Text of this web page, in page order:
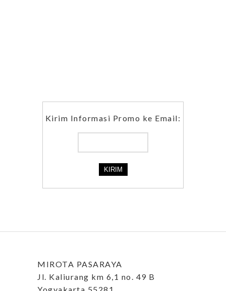
Kirim Informasi Promo ke Email:
MIROTA PASARAYA
Jl. Kaliurang km 6,1 no. 49 B